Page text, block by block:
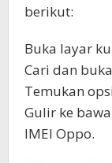
berikut:
Buka layar
Cari dan
Temukan
Gulir ke
IMEI Oppo.